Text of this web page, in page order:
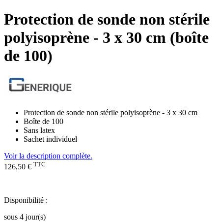
Protection de sonde non stérile
polyisoprène - 3 x 30 cm (boîte
de 100)
Protection de sonde non stérile polyisoprène - 3 x 30 cm
Boîte de 100
Sans latex
Sachet individuel
Voir la description complète.
126,50 € TTC
Disponibilité :
sous 4 jour(s)